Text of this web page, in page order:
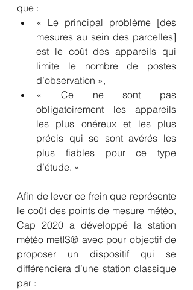
que :
« Le principal problème [des
mesures au sein des parcelles]
est le coût des appareils qui
limite le nombre de postes
d’observation »,
« Ce ne sont pas
obligatoirement les appareils
les plus onéreux et les plus
précis qui se sont avérés les
plus fiables pour ce type
d’étude. »
Afin de lever ce frein que représente
le coût des points de mesure météo,
Cap 2020 a développé la station
météo metIS® avec pour objectif de
proposer un dispositif qui se
différenciera d’une station classique
par :